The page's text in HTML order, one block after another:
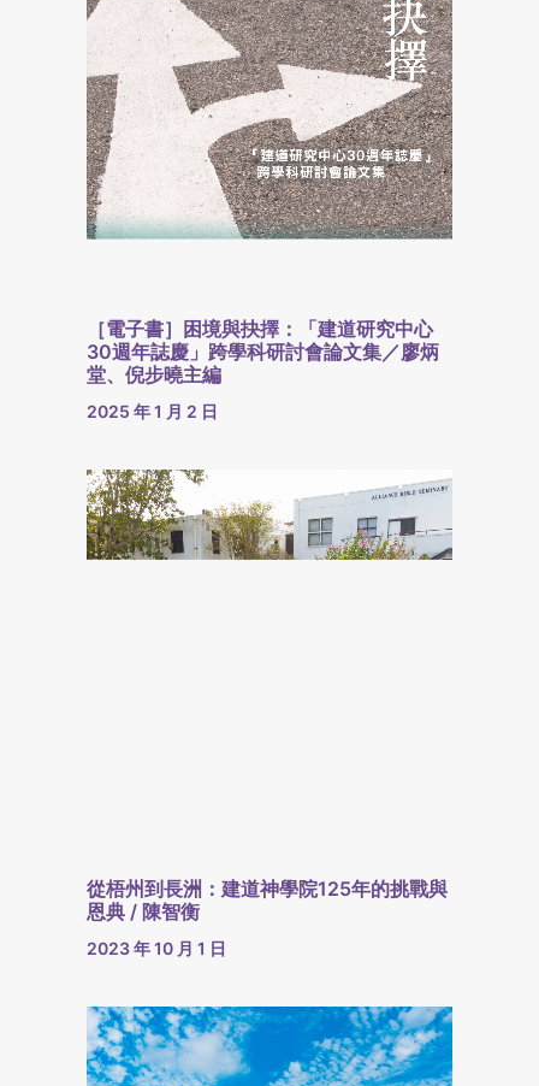
［電子書］困境與抉擇：「建道研究中心
30週年誌慶」跨學科研討會論文集／廖炳
堂、倪步曉主編
2025 年 1 月 2 日
從梧州到長洲：建道神學院125年的挑戰與
恩典 / 陳智衡
2023 年 10 月 1 日